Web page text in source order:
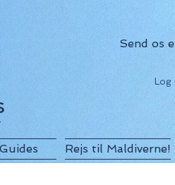
Send os
Log
Rejs til Maldiverne!